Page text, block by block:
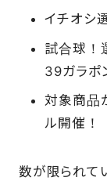
SHOP
イチオシ
試合球！
39ガラポ
対象商品
ル開催！
数が限られて